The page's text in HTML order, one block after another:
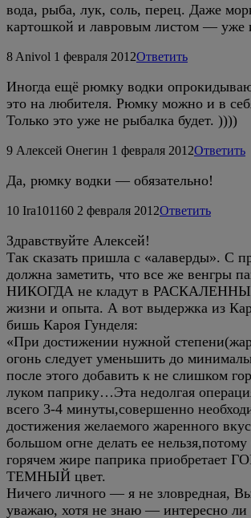
вода, рыба, лук, соль, перец. Даже
картошкой и лавровым листом — уже
8 Anivol 1 февраля 2012Ответить
Иногда ещё рюмку водки
это на любителя. Рюмку можно и в
Только это уже не рыбалка будет. ))))
9 Алексей Онегин 1 февраля 2012Ответить
Да, рюмку водки — обязательно!
10 Ira101160 2 февраля 2012Ответить
Здравствуйте Алексей!
Так сказать пришла с «алаверды». С
должна заметить, что все же венгры
НИКОГДА не кладут в
жизни и опыта. А вот выдержка из
бишь Кароя Гунделя:
«При достижении нужной
огонь следует уменьшить до
после этого добавить к не слишком
луком паприку…Эта недолгая
всего 3-4 минуты,совершенно
достижения желаемого жаренного
большом огне делать ее
горячем жире паприка приобретает
ТЕМНЫЙ цвет.
Ничего личного — я не зловредная,
уважаю, хотя не знаю — интересно